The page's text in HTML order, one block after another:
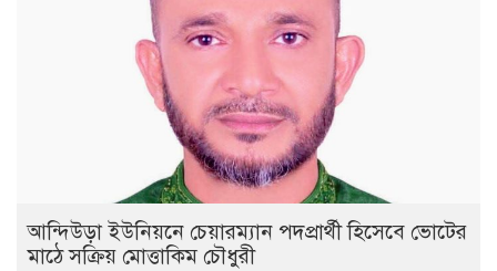
আন্দিউড়া ইউনিয়নে চেয়ারম্যান পদপ্রার্থী হিসেবে ভোটের
মাঠে সক্রিয় মোত্তাকিম চৌধুরী